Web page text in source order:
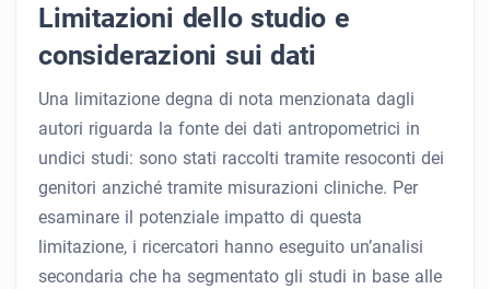
Limitazioni dello studio e
considerazioni sui dati
Una limitazione degna di nota menzionata dagli
autori riguarda la fonte dei dati antropometrici in
undici studi: sono stati raccolti tramite resoconti dei
genitori anziché tramite misurazioni cliniche. Per
esaminare il potenziale impatto di questa
limitazione, i ricercatori hanno eseguito un’analisi
secondaria che ha segmentato gli studi in base alle